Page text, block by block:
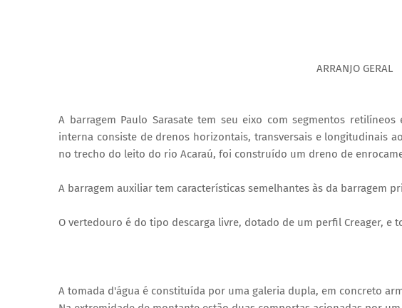
ARRANJO GERAL
A barragem Paulo Sarasate tem seu eixo com segmentos
interna consiste de drenos horizontais, transversais e longitudinais
no trecho do leito do rio Acaraú, foi construído um dreno de
A barragem auxiliar tem características semelhantes às da barragem
O vertedouro é do tipo descarga livre, dotado de um perfil Creager, e
A tomada d'água é constituída por uma galeria dupla, em concreto